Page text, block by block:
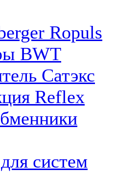
Ropuls
BWT
Сатэкс
Reflex
систем